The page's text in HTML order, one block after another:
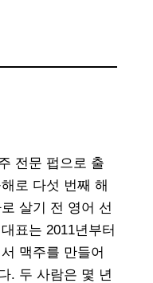
전문 펍으로 출
로 다섯 번째 해
살기 전 영어 선
표는 2011년부터
맥주를 만들어
. 두 사람은 몇 년